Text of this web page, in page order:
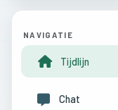
NAVIGATIE
Tijdlijn
Chat